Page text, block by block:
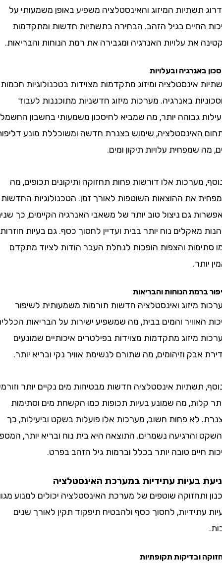
המיזוג והאינסטלציה משפיע באופן משמעותי על
בגיל הזהב. הבחירה בתשתיות חדשות ומתקדמות
את עלויות האנרגיה ומגבירה את רמת הנוחות והבריאות.
ובעלויות
אינסטלציה ומיזוג מתקדמות מצוידות בטכנולוגיות חכמות
באנרגיה. מערכות מיזוג חדשניות מתוכננות לעבוד
גבוהה יותר, מה שמביא לחיסכון משמעותי בחשבון החשמל.
שימוש בצנרת חדשה ומשוכללת מונע דליפות
שמפחית עלויות תיקון ומים.
אלו דורשות פחות תחזוקה ותיקונים תכופים, מה
את ההוצאות השוטפות לאורך זמן. הטכנולוגיות החדשות
גם ניצול טוב יותר של משאבי האנרגיה הקיימים, כך שניתן
מאקלים נוח יותר בבית ועדיין לחסוך כסף. גם בעיות חוזרות
והצפות הופכות לנחלת העבר הודות לציוד מתקדם
הנוחות והבריאות
מיזוג ואינסטלציה חדשות תורמות משמעותית לשיפור
והמים בבית, מה שמשפיע ישירות על הבריאות הכללית.
מיזוג מתקדמות מצוידות בפילטרים איכותיים שמונעים
וזיהומים, מה שתורם לנשימת אוויר נקי ובריא יותר.
אינסטלציה חדשות מבטיחות מים נקיים יותר וזורמים
מה שמונע בעיות תכופות כמו הקשחת מים וסתימות
לא פחות חשוב, מערכות אלו פועלות בשקט וביעילות, כך
נשמרים. התוצאה היא בית נוח ובריא יותר, המספק
טובה יותר בכלל וברמות גיל הזהב בפרט.
בעיות עתידיות במערכת האינסטלציה
שוטפים של מערכת האינסטלציה יכולים למנוע מגוון
לחסוך כסף ולהבטיח תיפקוד תקין לאורך שנים
ובדיקות תקופתיות